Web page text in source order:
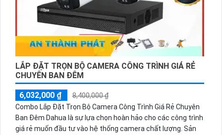
LẮP ĐẶT TRỌN BỘ CAMERA CÔNG TRÌNH GIÁ RẺ
CHUYÊN BAN ĐÊM
6,032,000 ₫
8,400,000 ₫
Combo Lắp Đặt Trọn Bộ Camera Công Trình Giá Rẻ Chuyên
Ban Đêm Dahua là sự lựa chọn hoàn hảo cho các công trình
giá rẻ muốn đầu tư vào hệ thống camera chất lượng. Sản